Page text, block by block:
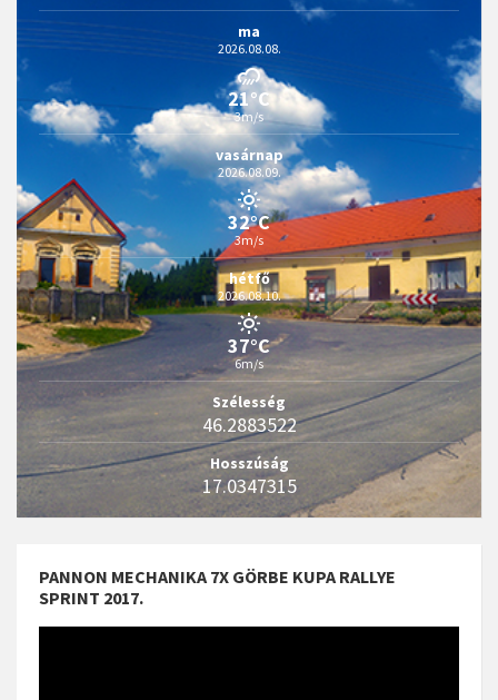
ma
2026.08.08.
21°C
3m/s
vasárnap
2026.08.09.
32°C
3m/s
hétfő
2026.08.10.
37°C
6m/s
Szélesség
46.2883522
Hosszúság
17.0347315
PANNON MECHANIKA 7X GÖRBE KUPA RALLYE
SPRINT 2017.
Videólejátszó